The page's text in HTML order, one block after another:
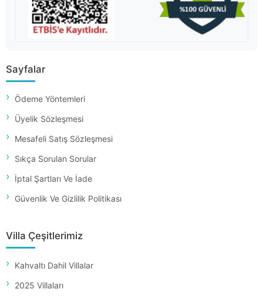
Sayfalar
Ödeme Yöntemleri
Üyelik Sözleşmesi
Mesafeli Satış Sözleşmesi
Sıkça Sorulan Sorular
İptal Şartları Ve İade
Güvenlik Ve Gizlilik Politikası
Villa Çeşitlerimiz
Kahvaltı Dahil Villalar
2025 Villaları